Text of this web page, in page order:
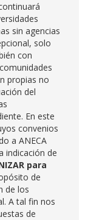
sin agencias
solo
con
propias no
del
En este
convenios
a ANECA
indicación de
para
de
de los
A tal fin nos
de